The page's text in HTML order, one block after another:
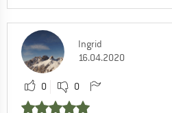
Ingrid
16.04.2020
0 0